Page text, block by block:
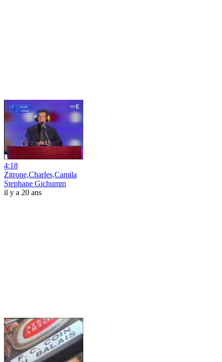
4:18
Zitrone,Charles,Camila
Stephane Gichumm
il y a 20 ans